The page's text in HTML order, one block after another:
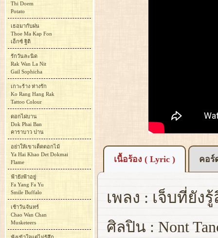
เนื้อร้อง ( Lyric ) คอร์
เพลง : เจ็บที่ยัง
ศิลปิน : Nont
Thi Doem
Potato
เธอมากับฝน
Thoe Ma Kap Fon
เอ็กซ์ ฐิติ
รักวันละนิด
Rak Wan La Nit
Gail Sophicha
เกาะร้าง ห่างรัก
Ko Rang Hang Rak
Tattoo Colour
ดอกไผ่บาน
Dok Phai Ban
คาราบาว ปาน
อย่าให้เขาเด็ดดอกไม้
Ya Hai Khao Det Dokmai
Flame
ฟ้ายังฟ้าอยู่
Fa Yang Fa Yu
Smile Buffalo
เช้าวันจันทร์
Chao Wan Chan
Musketeers